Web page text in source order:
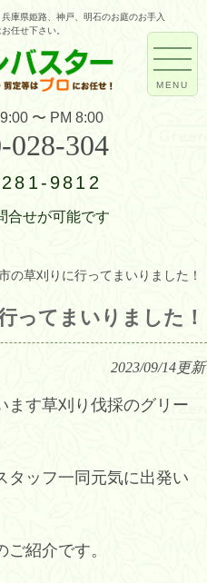
庫県姫路、神戸、明石のお庭のお手入
任せ下さい。
〜 PM 8:00
028-304
9812
合せが可能です
MENU
の草刈りに行ってまいりました！
ってまいりました！
2023/09/14更新
ます草刈り伐採のグリー
タッフ一同元気に出発い
紹介です。